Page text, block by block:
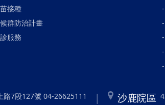
接種
群防治計畫
服務
路7段127號 04-26625111 沙鹿院區